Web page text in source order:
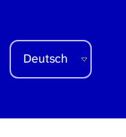
Sprache auswählen